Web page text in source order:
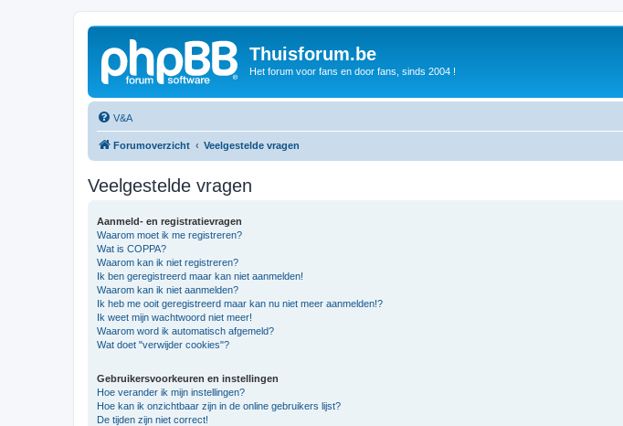
Thuisforum.be
Het forum voor fans en door fans, sinds 2004 !
V&A
Forumoverzicht Veelgestelde vragen
Veelgestelde vragen
Aanmeld- en registratievragen
Waarom moet ik me registreren?
Wat is COPPA?
Waarom kan ik niet registreren?
Ik ben geregistreerd maar kan niet aanmelden!
Waarom kan ik niet aanmelden?
Ik heb me ooit geregistreerd maar kan nu niet meer aanmelden!?
Ik weet mijn wachtwoord niet meer!
Waarom word ik automatisch afgemeld?
Wat doet "verwijder cookies"?
Gebruikersvoorkeuren en instellingen
Hoe verander ik mijn instellingen?
Hoe kan ik onzichtbaar zijn in de online gebruikers lijst?
De tijden zijn niet correct!